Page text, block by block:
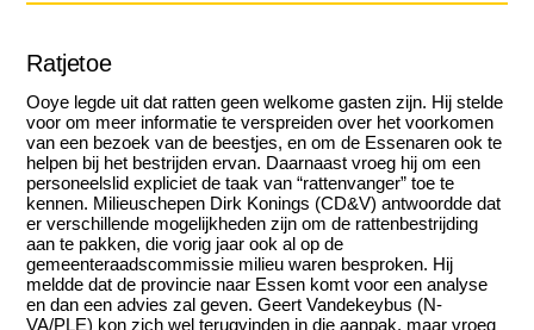
Ratjetoe
Ooye legde uit dat ratten geen welkome gasten zijn. Hij stelde
voor om meer informatie te verspreiden over het voorkomen
van een bezoek van de beestjes, en om de Essenaren ook te
helpen bij het bestrijden ervan. Daarnaast vroeg hij om een
personeelslid expliciet de taak van “rattenvanger” toe te
kennen. Milieuschepen Dirk Konings (CD&V) antwoordde dat
er verschillende mogelijkheden zijn om de rattenbestrijding
aan te pakken, die vorig jaar ook al op de
gemeenteraadscommissie milieu waren besproken. Hij
meldde dat de provincie naar Essen komt voor een analyse
en dan een advies zal geven. Geert Vandekeybus (N-
VA/PLE) kon zich wel terugvinden in die aanpak, maar vroeg